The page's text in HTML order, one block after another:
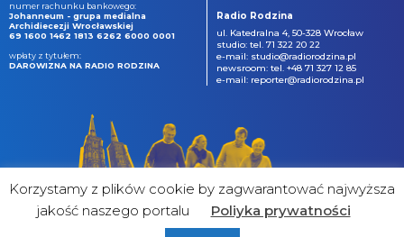
numer rachunku bankowego:
Johanneum - grupa medialna
Archidiecezji Wrocławskiej
69 1600 1462 1813 6262 6000 0001
wpłaty z tytułem:
DAROWIZNA NA RADIO RODZINA
Radio Rodzina
ul. Katedralna 4, 50-328 Wrocław
studio: tel. 71 322 20 22
e-mail: studio@radiorodzina.pl
newsroom: tel. +48 71 327 12 85
e-mail: reporter@radiorodzina.pl
Korzystamy z plików cookie by zagwarantować najwyższa
jakość naszego portalu
Poliyka prywatności